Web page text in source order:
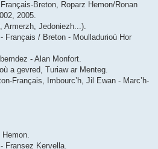
Breton, Roparz Hemon/Ronan
2005.
Armerzh, Jedoniezh...).
Français / Breton - Moulladurioù Hor
- Alan Monfort.
a gevred, Turiaw ar Menteg.
Français, Imbourc’h, Jil Ewan - Marc’h-
Fransez Kervella.